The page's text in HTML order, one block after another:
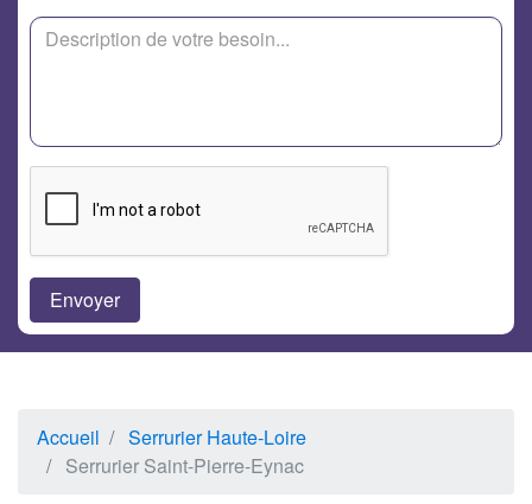
Accueil
Serrurier Haute-Loire
Serrurier Saint-Pierre-Eynac